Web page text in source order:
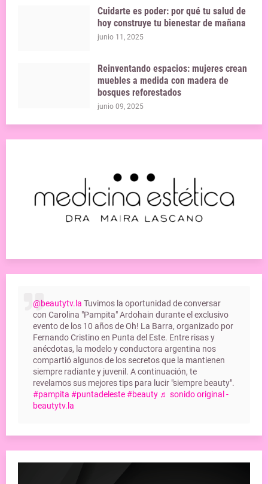
Cuidarte es poder: por qué tu salud de
hoy construye tu bienestar de mañana
junio 11, 2025
Reinventando espacios: mujeres crean
muebles a medida con madera de
bosques reforestados
junio 09, 2025
@beautytv.la Tuvimos la oportunidad de conversar
con Carolina "Pampita" Ardohain durante el exclusivo
evento de los 10 años de Oh! La Barra, organizado por
Fernando Cristino en Punta del Este. Entre risas y
anécdotas, la modelo y conductora argentina nos
compartió algunos de los secretos que la mantienen
siempre radiante y juvenil. A continuación, te
revelamos sus mejores tips para lucir "siempre beauty".
#pampita #puntadeleste#beauty ♬ sonido original -
beautytv.la